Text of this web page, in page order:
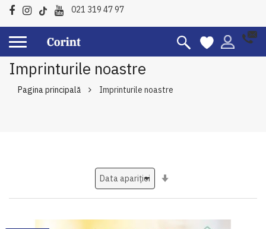
021 319 47 97
Imprinturile noastre
Pagina principală Imprinturile noastre